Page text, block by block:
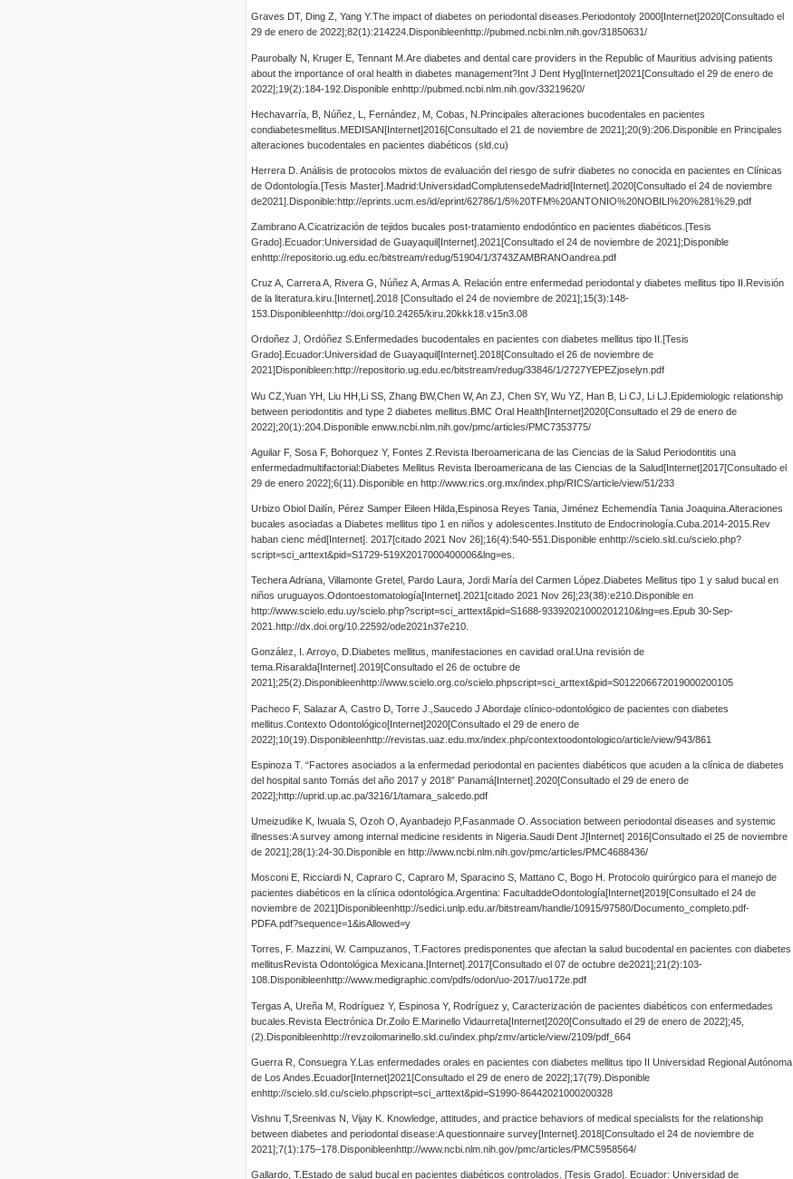
Graves DT, Ding Z, Yang Y.The impact of diabetes on periodontal diseases.Periodontoly 2000[Internet]2020[Consultado el
29 de enero de 2022];82(1):214224.Disponibleenhttp://pubmed.ncbi.nlm.nih.gov/31850631/
Paurobally N, Kruger E, Tennant M.Are diabetes and dental care providers in the Republic of Mauritius advising patients
about the importance of oral health in diabetes management?Int J Dent Hyg[Internet]2021[Consultado el 29 de enero de
2022];19(2):184-192.Disponible enhttp://pubmed.ncbi.nlm.nih.gov/33219620/
Hechavarría, B, Núñez, L, Fernández, M, Cobas, N.Principales alteraciones bucodentales en pacientes
condiabetesmellitus.MEDISAN[Internet]2016[Consultado el 21 de noviembre de 2021];20(9):206.Disponible en Principales
alteraciones bucodentales en pacientes diabéticos (sld.cu)
Herrera D. Análisis de protocolos mixtos de evaluación del riesgo de sufrir diabetes no conocida en pacientes en Clínicas
de Odontología.[Tesis Master].Madrid:UniversidadComplutensedeMadrid[Internet].2020[Consultado el 24 de noviembre
de2021].Disponible:http://eprints.ucm.es/id/eprint/62786/1/5%20TFM%20ANTONIO%20NOBILI%20%281%29.pdf
Zambrano A.Cicatrización de tejidos bucales post-tratamiento endodóntico en pacientes diabéticos.[Tesis
Grado].Ecuador:Universidad de Guayaquil[Internet].2021[Consultado el 24 de noviembre de 2021];Disponible
enhttp://repositorio.ug.edu.ec/bitstream/redug/51904/1/3743ZAMBRANOandrea.pdf
Cruz A, Carrera A, Rivera G, Núñez A, Armas A. Relación entre enfermedad periodontal y diabetes mellitus tipo II.Revisión
de la literatura.kiru.[Internet].2018 [Consultado el 24 de noviembre de 2021];15(3):148-
153.Disponibleenhttp://doi.org/10.24265/kiru.20kkk18.v15n3.08
Ordoñez J, Ordóñez S.Enfermedades bucodentales en pacientes con diabetes mellitus tipo II.[Tesis
Grado].Ecuador:Universidad de Guayaquil[Internet].2018[Consultado el 26 de noviembre de
2021]Disponibleen:http://repositorio.ug.edu.ec/bitstream/redug/33846/1/2727YEPEZjoselyn.pdf
Wu CZ,Yuan YH, Liu HH,Li SS, Zhang BW,Chen W, An ZJ, Chen SY, Wu YZ, Han B, Li CJ, Li LJ.Epidemiologic relationship
between periodontitis and type 2 diabetes mellitus.BMC Oral Health[Internet]2020[Consultado el 29 de enero de
2022];20(1):204.Disponible enww.ncbi.nlm.nih.gov/pmc/articles/PMC7353775/
Aguilar F, Sosa F, Bohorquez Y, Fontes Z.Revista Iberoamericana de las Ciencias de la Salud Periodontitis una
enfermedadmultifactorial:Diabetes Mellitus Revista Iberoamericana de las Ciencias de la Salud[Internet]2017[Consultado el
29 de enero 2022];6(11).Disponible en http://www.rics.org.mx/index.php/RICS/article/view/51/233
Urbizo Obiol Dailín, Pérez Samper Eileen Hilda,Espinosa Reyes Tania, Jiménez Echemendía Tania Joaquina.Alteraciones
bucales asociadas a Diabetes mellitus tipo 1 en niños y adolescentes.Instituto de Endocrinología.Cuba.2014-2015.Rev
haban cienc méd[Internet]. 2017[citado 2021 Nov 26];16(4):540-551.Disponible enhttp://scielo.sld.cu/scielo.php?
script=sci_arttext&pid=S1729-519X2017000400006&lng=es.
Techera Adriana, Villamonte Gretel, Pardo Laura, Jordi María del Carmen López.Diabetes Mellitus tipo 1 y salud bucal en
niños uruguayos.Odontoestomatología[Internet].2021[citado 2021 Nov 26];23(38):e210.Disponible en
http://www.scielo.edu.uy/scielo.php?script=sci_arttext&pid=S1688-93392021000201210&lng=es.Epub 30-Sep-
2021.http://dx.doi.org/10.22592/ode2021n37e210.
González, I. Arroyo, D.Diabetes mellitus, manifestaciones en cavidad oral.Una revisión de
tema.Risaralda[Internet].2019[Consultado el 26 de octubre de
2021];25(2).Disponibleenhttp://www.scielo.org.co/scielo.phpscript=sci_arttext&pid=S012206672019000200105
Pacheco F, Salazar A, Castro D, Torre J.,Saucedo J Abordaje clínico-odontológico de pacientes con diabetes
mellitus.Contexto Odontológico[Internet]2020[Consultado el 29 de enero de
2022];10(19).Disponibleenhttp://revistas.uaz.edu.mx/index.php/contextoodontologico/article/view/943/861
Espinoza T. “Factores asociados a la enfermedad periodontal en pacientes diabéticos que acuden a la clínica de diabetes
del hospital santo Tomás del año 2017 y 2018” Panamá[Internet].2020[Consultado el 29 de enero de
2022];http://uprid.up.ac.pa/3216/1/tamara_salcedo.pdf
Umeizudike K, Iwuala S, Ozoh O, Ayanbadejo P,Fasanmade O. Association between periodontal diseases and systemic
illnesses:A survey among internal medicine residents in Nigeria.Saudi Dent J[Internet] 2016[Consultado el 25 de noviembre
de 2021];28(1):24-30.Disponible en http://www.ncbi.nlm.nih.gov/pmc/articles/PMC4688436/
Mosconi E, Ricciardi N, Capraro C, Capraro M, Sparacino S, Mattano C, Bogo H. Protocolo quirúrgico para el manejo de
pacientes diabéticos en la clínica odontológica.Argentina: FacultaddeOdontología[Internet]2019[Consultado el 24 de
noviembre de 2021]Disponibleenhttp://sedici.unlp.edu.ar/bitstream/handle/10915/97580/Documento_completo.pdf-
PDFA.pdf?sequence=1&isAllowed=y
Torres, F. Mazzini, W. Campuzanos, T.Factores predisponentes que afectan la salud bucodental en pacientes con diabetes
mellitusRevista Odontológica Mexicana.[Internet].2017[Consultado el 07 de octubre de2021];21(2):103-
108.Disponibleenhttp://www.medigraphic.com/pdfs/odon/uo-2017/uo172e.pdf
Tergas A, Ureña M, Rodríguez Y, Espinosa Y, Rodríguez y, Caracterización de pacientes diabéticos con enfermedades
bucales.Revista Electrónica Dr.Zoilo E.Marinello Vidaurreta[Internet]2020[Consultado el 29 de enero de 2022];45,
(2).Disponibleenhttp://revzoilomarinello.sld.cu/index.php/zmv/article/view/2109/pdf_664
Guerra R, Consuegra Y.Las enfermedades orales en pacientes con diabetes mellitus tipo II Universidad Regional Autónoma
de Los Andes.Ecuador[Internet]2021[Consultado el 29 de enero de 2022];17(79).Disponible
enhttp://scielo.sld.cu/scielo.phpscript=sci_arttext&pid=S1990-86442021000200328
Vishnu T,Sreenivas N, Vijay K. Knowledge, attitudes, and practice behaviors of medical specialists for the relationship
between diabetes and periodontal disease:A questionnaire survey[Internet].2018[Consultado el 24 de noviembre de
2021];7(1):175–178.Disponibleenhttp://www.ncbi.nlm.nih.gov/pmc/articles/PMC5958564/
Gallardo, T.Estado de salud bucal en pacientes diabéticos controlados. [Tesis Grado]. Ecuador: Universidad de